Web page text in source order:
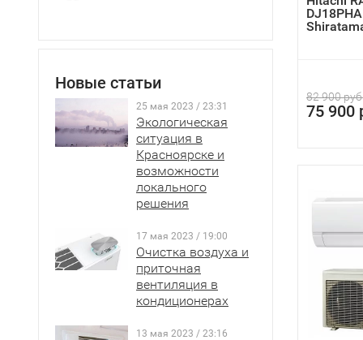
Новые статьи
25 мая 2023 / 23:31
Экологическая
ситуация в
Красноярске и
возможности
локального
решения
17 мая 2023 / 19:00
Очистка воздуха и
приточная
вентиляция в
кондиционерах
13 мая 2023 / 23:16
82 900
75 900